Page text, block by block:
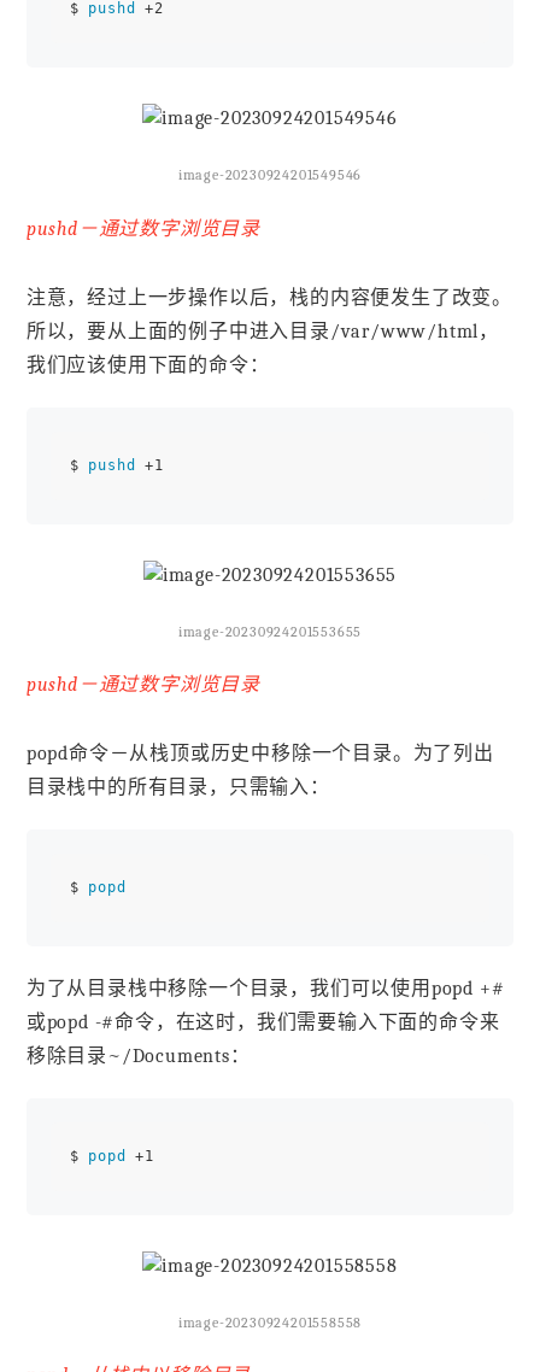
$ pushd
image-20230924201549546
pushd－通过数字浏览目录
注意，经过上一步操作以后，栈的内容便发生了改变。
所以，要从上面的例子中进入目录/var/www/html，
我们应该使用下面的命令：
$ pushd
image-20230924201553655
pushd－通过数字浏览目录
popd命令－从栈顶或历史中移除一个目录。为了列出
目录栈中的所有目录，只需输入：
$ popd
为了从目录栈中移除一个目录，我们可以使用popd +#
或popd -#命令，在这时，我们需要输入下面的命令来
移除目录~/Documents：
$ popd
image-20230924201558558